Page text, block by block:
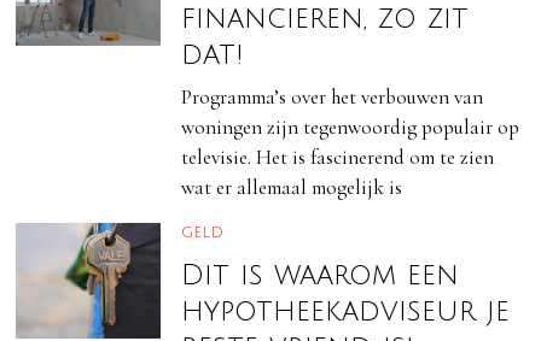
financieren, zo zit
dat!
Programma’s over het verbouwen van
woningen zijn tegenwoordig populair op
televisie. Het is fascinerend om te zien
wat er allemaal mogelijk is
GELD
Dit is waarom een
hypotheekadviseur je